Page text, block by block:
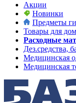
Акции
Новинки
Предметы
Товары для
Расходные
Дез.средства,
Медицинская
Медицинская